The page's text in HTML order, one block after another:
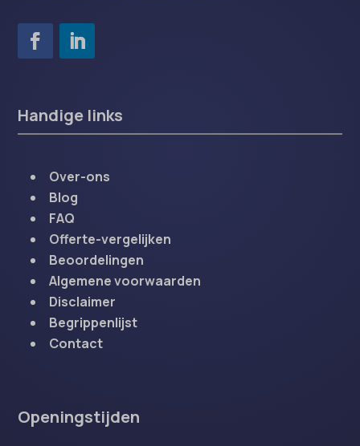
Handige links
Over-ons
Blog
FAQ
Offerte-vergelijken
Beoordelingen
Algemene voorwaarden
Disclaimer
Begrippenlijst
Contact
Openingstijden